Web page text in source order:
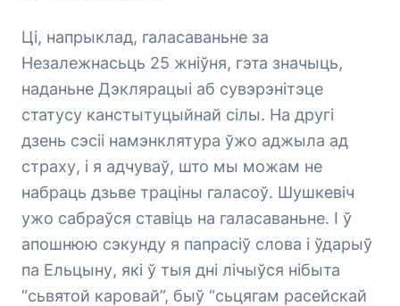
Ці, напрыклад, галасаваньне за
Незалежнасьць 25 жніўня, гэта значыць,
наданьне Дэклярацыі аб сувэрэнітэце
статусу канстытуцыйнай сілы. На другі
дзень сэсіі намэнклятура ўжо аджыла ад
страху, і я адчуваў, што мы можам не
набраць дзьве траціны галасоў. Шушкевіч
ужо сабраўся ставіць на галасаваньне. І ў
апошнюю сэкунду я папрасіў слова і ўдарыў
па Ельцыну, які ў тыя дні лічыўся нібыта
“сьвятой каровай”, быў “сьцягам расейскай